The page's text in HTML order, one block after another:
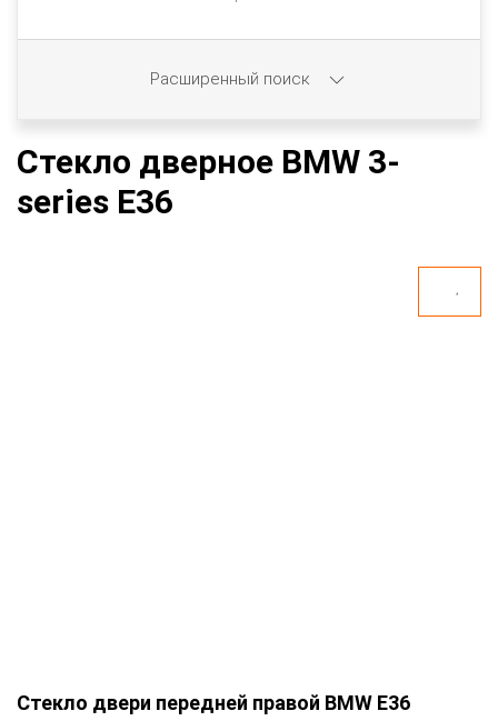
Стекло дверное BMW 3-
series E36
Стекло двери передней правой BMW E36
Расширенный поиск